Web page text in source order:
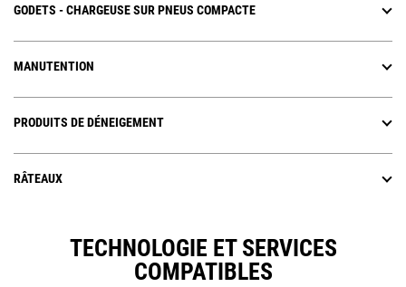
GODETS - CHARGEUSE SUR PNEUS COMPACTE
MANUTENTION
PRODUITS DE DÉNEIGEMENT
RÂTEAUX
TECHNOLOGIE ET SERVICES
COMPATIBLES